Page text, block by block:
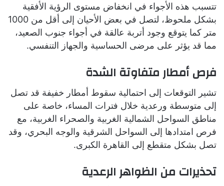
تتسبب هذه الأجواء في انخفاض مستوى الرؤية الأفقية
بشكل ملحوظ، لتصل في بعض الأحيان إلى أقل من 1000
متر كما يتوقع وجود أتربة عالقة في أجواء جنوب الصعيد،
مما قد يؤثر على مرضى الحساسية والجهاز التنفسي.
فرص أمطار متفاوتة الشدة
تشير التوقعات إلى احتمالية سقوط أمطار خفيفة قد تصل
إلى متوسطة ورعدية خلال فترات المساء، خاصة على
مناطق السواحل الشمالية الغربية والصحراء الغربية، مع
فرص امتدادها إلى السواحل الشرقية والوجه البحري، وقد
تصل بشكل متقطع إلى القاهرة الكبرى.
تحذيرات من الظواهر الرعدية